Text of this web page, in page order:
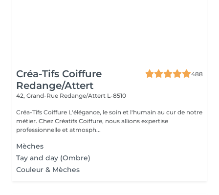
Créa-Tifs Coiffure
Redange/Attert
488
42, Grand-Rue Redange/Attert L-8510
Créa-Tifs Coiffure L'élégance, le soin et l'humain au cur de notre
métier. Chez Créatifs Coiffure, nous allions expertise
professionnelle et atmosph...
Mèches
Tay and day (Ombre)
Couleur & Mèches